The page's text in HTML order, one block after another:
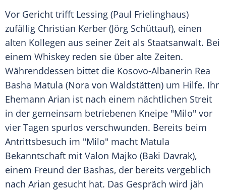
Vor Gericht trifft Lessing (Paul Frielinghaus)
zufällig Christian Kerber (Jörg Schüttauf), einen
alten Kollegen aus seiner Zeit als Staatsanwalt. Bei
einem Whiskey reden sie über alte Zeiten.
Währenddessen bittet die Kosovo-Albanerin Rea
Basha Matula (Nora von Waldstätten) um Hilfe. Ihr
Ehemann Arian ist nach einem nächtlichen Streit
in der gemeinsam betriebenen Kneipe "Milo" vor
vier Tagen spurlos verschwunden. Bereits beim
Antrittsbesuch im "Milo" macht Matula
Bekanntschaft mit Valon Majko (Baki Davrak),
einem Freund der Bashas, der bereits vergeblich
nach Arian gesucht hat. Das Gespräch wird jäh